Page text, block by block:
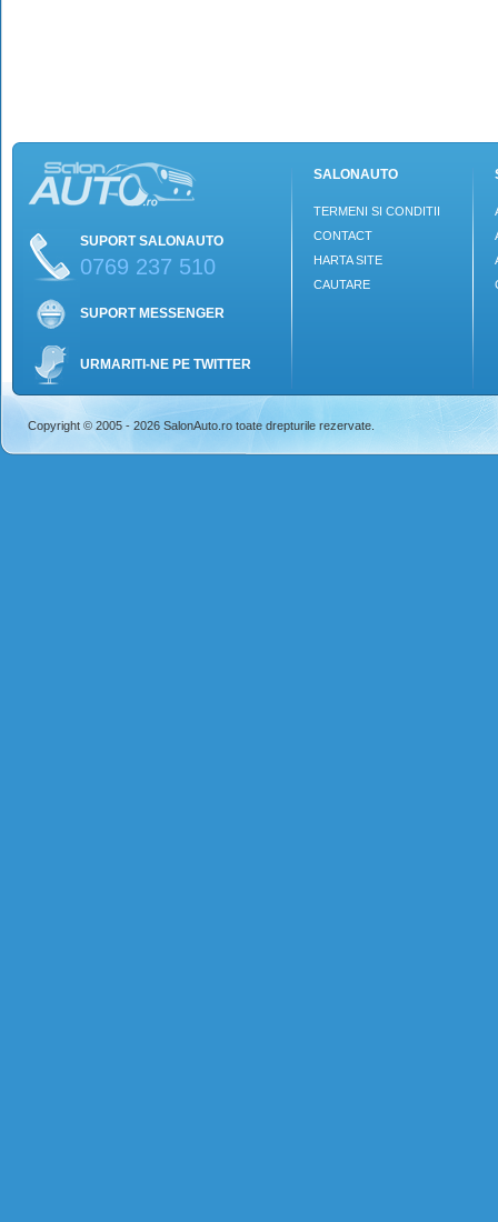
SUPORT SALONAUTO
0769 237 510
SUPORT MESSENGER
URMARITI-NE PE TWITTER
SALONAUTO
TERMENI SI CONDITII
CONTACT
HARTA SITE
CAUTARE
Copyright © 2005 - 2026 SalonAuto.ro toate drepturile rezervate.